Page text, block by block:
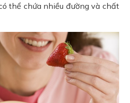
thể chứa nhiều đường và chất